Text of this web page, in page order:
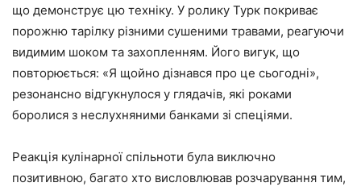
що демонструє цю техніку. У ролику Турк покриває
порожню тарілку різними сушеними травами, реагуючи
видимим шоком та захопленням. Його вигук, що
повторюється: «Я щойно дізнався про це сьогодні»,
резонансно відгукнулося у глядачів, які роками
боролися з неслухняними банками зі спеціями.
Реакція кулінарної спільноти була виключно
позитивною, багато хто висловлював розчарування тим,